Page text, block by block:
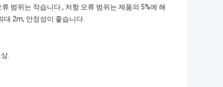
범위는 작습니다., 저항 오류 범위는 제품의 5%에 해
대 2m, 안정성이 좋습니다.
.